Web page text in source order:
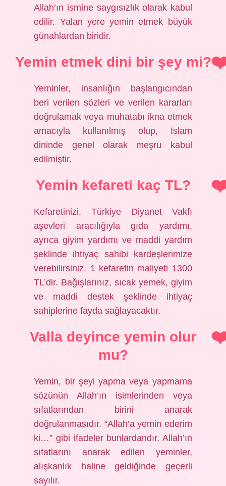
Allah’ın ismine saygısızlık olarak kabul
edilir. Yalan yere yemin etmek büyük
günahlardan biridir.
Yemin etmek dini bir şey mi?
Yeminler, insanlığın başlangıcından
beri verilen sözleri ve verilen kararları
doğrulamak veya muhatabı ikna etmek
amacıyla kullanılmış olup, İslam
dininde genel olarak meşru kabul
edilmiştir.
Yemin kefareti kaç TL?
Kefaretinizi, Türkiye Diyanet Vakfı
aşevleri aracılığıyla gıda yardımı,
ayrıca giyim yardımı ve maddi yardım
şeklinde ihtiyaç sahibi kardeşlerimize
verebilirsiniz. 1 kefaretin maliyeti 1300
TL’dir. Bağışlarınız, sıcak yemek, giyim
ve maddi destek şeklinde ihtiyaç
sahiplerine fayda sağlayacaktır.
Valla deyince yemin olur
mu?
Yemin, bir şeyi yapma veya yapmama
sözünün Allah’ın isimlerinden veya
sıfatlarından birini anarak
doğrulanmasıdır. “Allah’a yemin ederim
ki…” gibi ifadeler bunlardandır. Allah’ın
sıfatlarını anarak edilen yeminler,
alışkanlık haline geldiğinde geçerli
sayılır.